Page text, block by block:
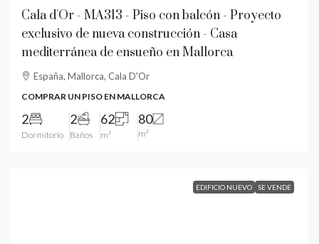
Cala d'Or - MA313 - Piso con balcón - Proyecto
exclusivo de nueva construcción - Casa
mediterránea de ensueño en Mallorca
España, Mallorca, Cala D'Or
COMPRAR UN PISO EN MALLORCA
2
Dormitorio
2
Baños
62
m²
80
m²
EDIFICIO NUEVO SE VENDE